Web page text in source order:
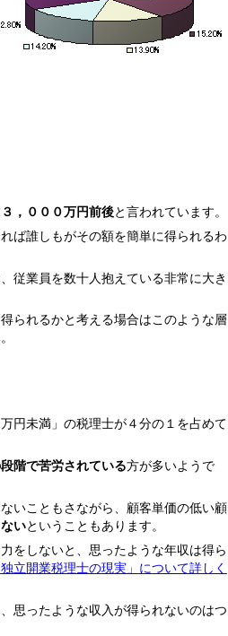
３，０００万円前後と言われています。
ば誰しもがその額を簡単に得られるわ
従業員を数十人抱えている非常に大き
られるかと考える場合はこのような層
円未満」の税理士が４分の１を占めて
階で苦労されている方が多いようで
いこともさながら、顧客単価の低い顧
いということもあります。
をしないと、思ったような年収は得ら
独立開業税理士の現実」について詳しく
思ったような収入が得られないのはつ